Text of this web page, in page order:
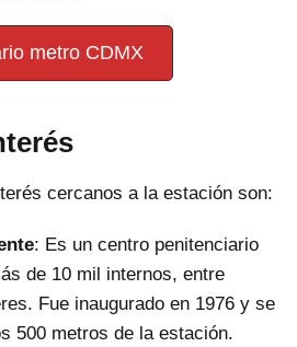
metro CDMX
cercanos a la estación son:
: Es un centro penitenciario
de 10 mil internos, entre
Fue inaugurado en 1976 y se
500 metros de la estación.